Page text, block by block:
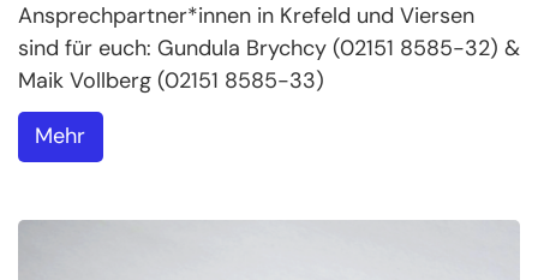
Ansprechpartner*innen in Krefeld und Viersen
sind für euch: Gundula Brychcy (02151 8585-32) &
Maik Vollberg (02151 8585-33)
Mehr